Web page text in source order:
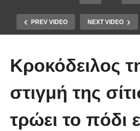
PREV VIDEO NEXT VIDEO
10 από τα πιο
Κροκόδειλος
στιγμή της
τρώει το πόδι